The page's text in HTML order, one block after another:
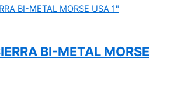
BI-METAL MORSE